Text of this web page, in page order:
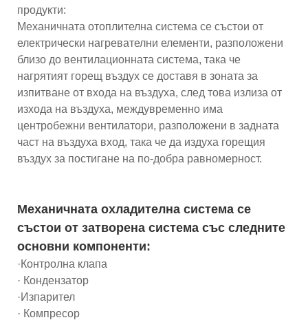
продукти:
Механичната отоплителна система се състои от
електрически нагревателни елементи, разположени
близо до вентилационната система, така че
нагрятият горещ въздух се доставя в зоната за
изпитване от входа на въздуха, след това излиза от
изхода на въздуха, междувременно има
центробежни вентилатори, разположени в задната
част на въздуха вход, така че да издуха горещия
въздух за постигане на по-добра равномерност.
Механичната охладителна система се
състои от затворена система със следните
основни компоненти:
·Контролна клапа
· Кондензатор
·Изпарител
· Компресор